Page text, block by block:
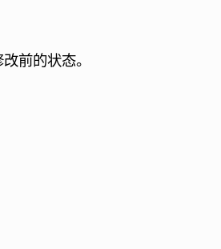
前的状态。